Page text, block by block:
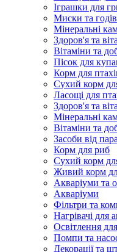
Іграшки для
Миски та
Мінеральні
Здоров'я та
Вітаміни та
Пісок для
Корм для
Сухий корм
Ласощі для
Здоров'я та
Мінеральні
Вітаміни та
Засоби від
Корм для риб
Сухий корм
Живий корм
Акваріуми та
Акваріуми
Фільтри та
Нагрівачі для
Освітлення
Помпи та
Декорації та